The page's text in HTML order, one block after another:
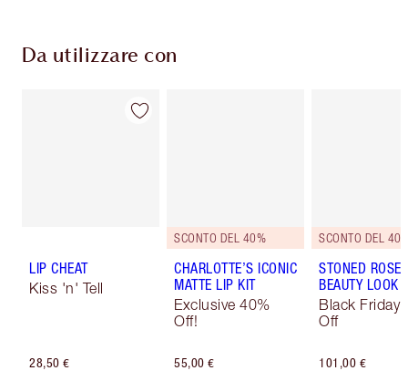
Da utilizzare con
LIP CHEAT
Kiss 'n' Tell
28,50 €
SCONTO DEL 40%
CHARLOTTE’S ICONIC
MATTE LIP KIT
Exclusive 40%
Off!
55,00 €
SCONTO DEL
STONED ROSE
BEAUTY LOOK
Black Friday
Off
101,00 €